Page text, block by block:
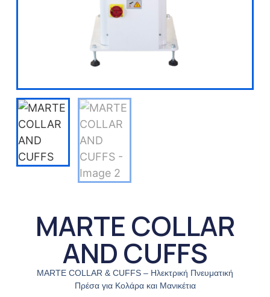
MARTE COLLAR
AND CUFFS
MARTE COLLAR & CUFFS – Ηλεκτρική Πνευματική
Πρέσα για Κολάρα και Μανικέτια